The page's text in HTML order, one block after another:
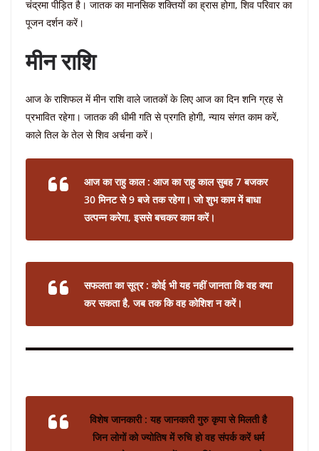
चंद्रमा पीड़ित है। जातक का मानसिक शक्तियों का ह्रास होगा, शिव परिवार का
पूजन दर्शन करें।
मीन राशि
आज के राशिफल में मीन राशि वाले जातकों के लिए आज का दिन शनि ग्रह से
प्रभावित रहेगा। जातक की धीमी गति से प्रगति होगी, न्याय संगत काम करें,
काले तिल के तेल से शिव अर्चना करें।
आज का राहु काल : आज का राहु काल सुबह 7 बजकर
30 मिनट से 9 बजे तक रहेगा। जो शुभ काम में बाधा
उत्पन्न करेगा, इससे बचकर काम करें।
सफलता का सूत्र : कोई भी यह नहीं जानता कि वह क्या
कर सकता है, जब तक कि वह कोशिश न करें।
विशेष जानकारी : यह जानकारी गुरु कृपा से मिलती है
जिन लोगों को ज्योतिष में रुचि हो वह संपर्क करें धर्म